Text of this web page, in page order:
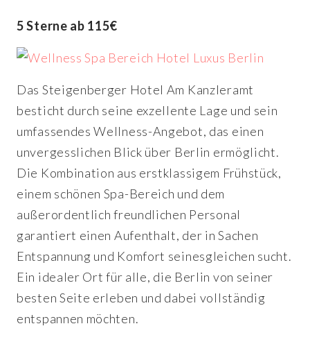
5 Sterne ab 115€
Das Steigenberger Hotel Am Kanzleramt
besticht durch seine exzellente Lage und sein
umfassendes Wellness-Angebot, das einen
unvergesslichen Blick über Berlin ermöglicht.
Die Kombination aus erstklassigem Frühstück,
einem schönen Spa-Bereich und dem
außerordentlich freundlichen Personal
garantiert einen Aufenthalt, der in Sachen
Entspannung und Komfort seinesgleichen sucht.
Ein idealer Ort für alle, die Berlin von seiner
besten Seite erleben und dabei vollständig
entspannen möchten.